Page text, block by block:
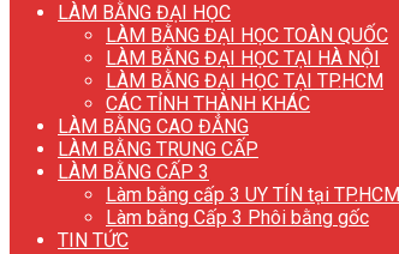
LÀM BẰNG ĐẠI HỌC
LÀM BẰNG ĐẠI HỌC TOÀN QUỐC
LÀM BẰNG ĐẠI HỌC TẠI HÀ NỘI
LÀM BẰNG ĐẠI HỌC TẠI TP.HCM
CÁC TỈNH THÀNH KHÁC
LÀM BẰNG CAO ĐẲNG
LÀM BẰNG TRUNG CẤP
LÀM BẰNG CẤP 3
Làm bằng cấp 3 UY TÍN tại TP.HCM
Làm bằng Cấp 3 Phôi bằng gốc
TIN TỨC